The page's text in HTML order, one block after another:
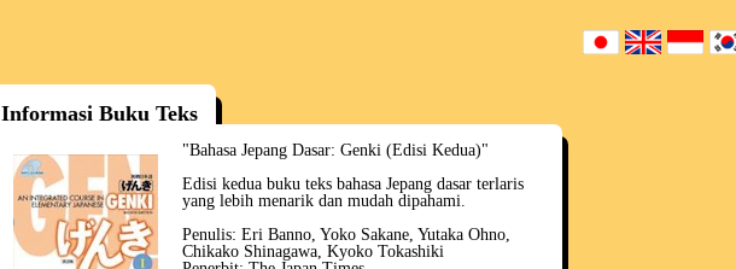
Informasi Buku Teks
"Bahasa Jepang Dasar: Genki (Edisi Kedua)"
Edisi kedua buku teks bahasa Jepang dasar terlaris
yang lebih menarik dan mudah dipahami.
Penulis: Eri Banno, Yoko Sakane, Yutaka Ohno,
Chikako Shinagawa, Kyoko Tokashiki